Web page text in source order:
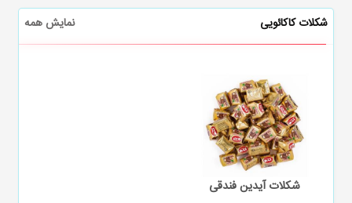
شکلات کاکائویی نمایش همه
شکلات آیدین فندقی